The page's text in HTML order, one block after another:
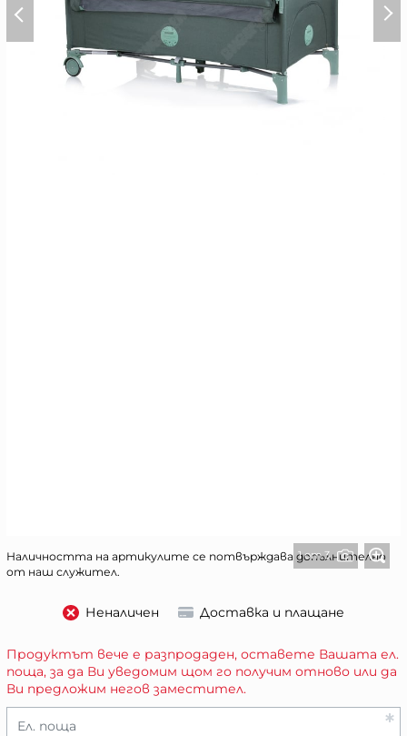
1 от 3
Наличността на артикулите се потвърждава допълнително
от наш служител.
Неналичен Доставка и плащане
Продуктът вече е разпродаден, оставете Вашата ел.
поща, за да Ви уведомим щом го получим отново или да
Ви предложим негов заместител.
Ел. поща